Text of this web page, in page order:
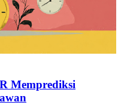
Memprediksi